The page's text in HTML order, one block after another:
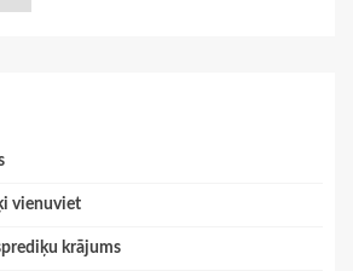
vienuviet
krājums